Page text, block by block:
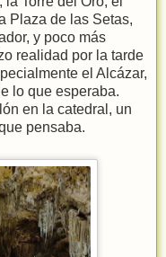
Plaza de las Setas,
y poco más
realidad por la tarde
el Alcázar,
lo que esperaba.
en la catedral, un
pensaba.